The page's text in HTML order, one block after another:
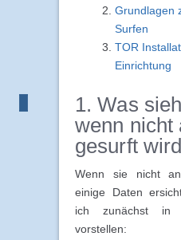
Grundlagen
Surfen
TOR
Einrichtung
1. Was
wenn nicht
gesurft
Wenn sie nicht
einige Daten
ich zunächst in
vorstellen: